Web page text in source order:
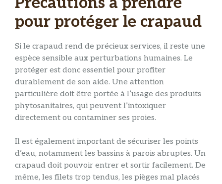
pour protéger le crapaud
Si le crapaud rend de précieux services, il reste une
espèce sensible aux perturbations humaines. Le
protéger est donc essentiel pour profiter
durablement de son aide. Une attention
particulière doit être portée à l’usage des produits
phytosanitaires, qui peuvent l’intoxiquer
directement ou contaminer ses proies.
Il est également important de sécuriser les points
d’eau, notamment les bassins à parois abruptes. Un
crapaud doit pouvoir entrer et sortir facilement. De
même, les filets trop tendus, les pièges mal placés